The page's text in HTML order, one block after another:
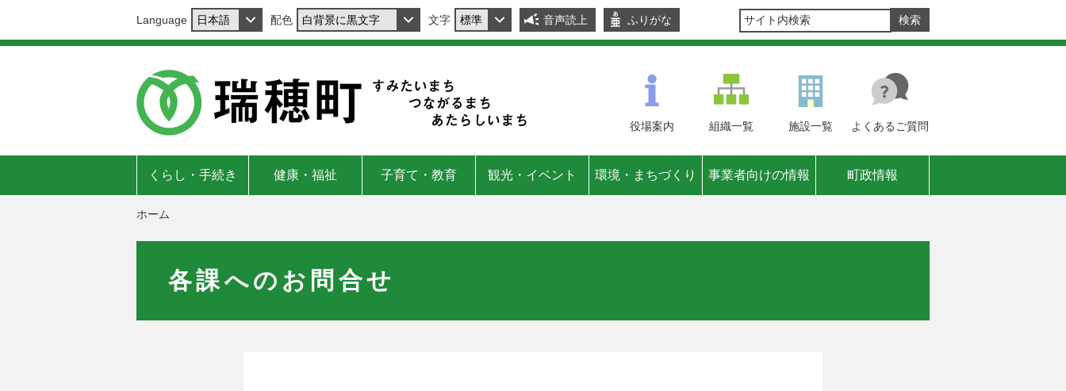
Language 配色 文字 音声読上 ふりがな
役場案内 組織一覧 施設一覧 よくある ご質問
くらし・手続き 健康・福祉 子育て・教育 観光・イベント 環境・まちづくり 事業者向けの情報 町政情報
ホーム
各課へのお問合せ